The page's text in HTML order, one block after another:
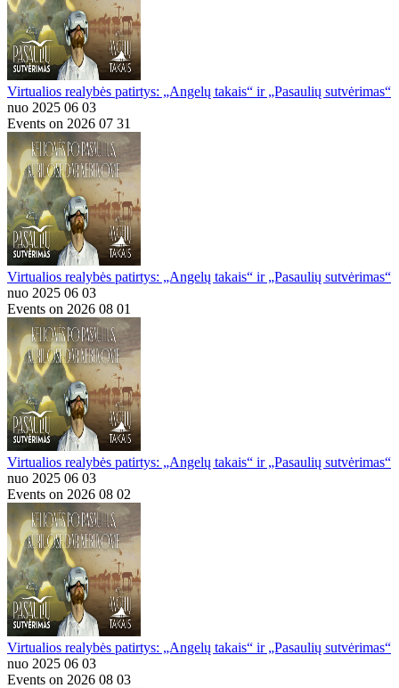
Virtualios realybės patirtys: „Angelų takais“ ir „Pasaulių sutvėrimas“
nuo 2025 06 03
Events on 2026 07 31
Virtualios realybės patirtys: „Angelų takais“ ir „Pasaulių sutvėrimas“
nuo 2025 06 03
Events on 2026 08 01
Virtualios realybės patirtys: „Angelų takais“ ir „Pasaulių sutvėrimas“
nuo 2025 06 03
Events on 2026 08 02
Virtualios realybės patirtys: „Angelų takais“ ir „Pasaulių sutvėrimas“
nuo 2025 06 03
Events on 2026 08 03